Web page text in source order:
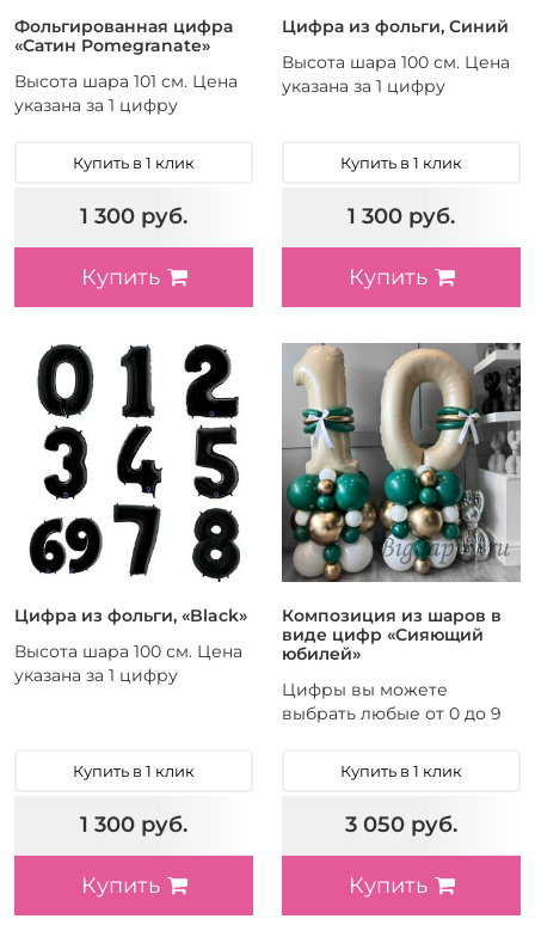
Фольгированная цифра
«Сатин Pomegranate»
Высота шара 101 см. Цена
указана за 1 цифру
Купить в 1 клик
1 300 руб.
Купить
Цифра из фольги, Синий
Высота шара 100 см. Цена
указана за 1 цифру
Купить в 1 клик
1 300 руб.
Купить
Цифра из фольги, «Black»
Высота шара 100 см. Цена
указана за 1 цифру
Купить в 1 клик
1 300 руб.
Купить
Композиция из шаров в
виде цифр «Сияющий
юбилей»
Цифры вы можете
выбрать любые от 0 до 9
Купить в 1 клик
3 050 руб.
Купить